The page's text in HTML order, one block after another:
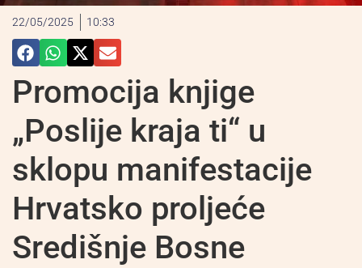
22/05/2025 10:33
Promocija knjige
„Poslije kraja ti“ u
sklopu manifestacije
Hrvatsko proljeće
Središnje Bosne